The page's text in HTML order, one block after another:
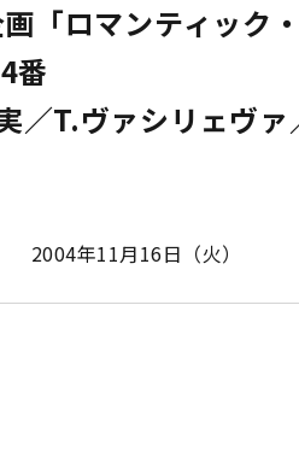
「ロマンティック
番
／T.ヴァシリェヴ
2004年11月16日（火）